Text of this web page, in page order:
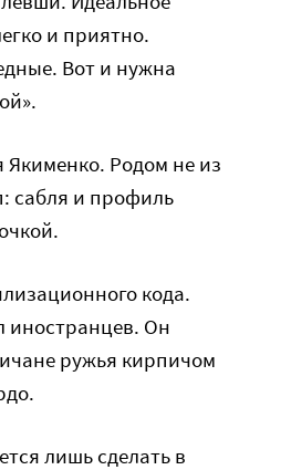
и приятно.
Вот и нужна
Якименко. Родом не из
сабля и профиль
кода.
иностранцев. Он
ружья кирпичом
лишь сделать в